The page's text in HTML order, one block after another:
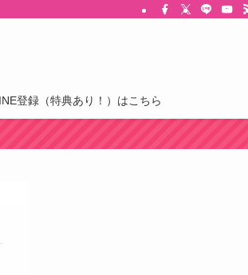
登録（特典あり！）はこちら